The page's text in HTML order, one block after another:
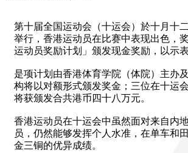
第十届全国运动会（十运会）於十月十
举行，香港运动员在比赛中表现出色，
运动员奖励计划」颁发现金奖励，以示表
是项计划由香港体育学院（体院）主办
构将以对额形式颁发奖金；三位在十运
将获颁发合共港币四十八万元。
香港运动员在十运会中虽然面对来自内
员，仍然能够发挥个人水准，在单车和
金三铜的优异成绩。